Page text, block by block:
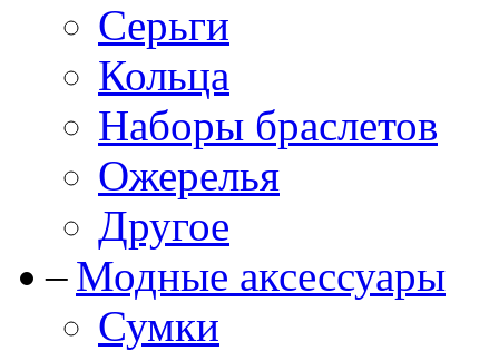
Серьги
Кольца
Наборы браслетов
Ожерелья
Другое
Модные аксессуары
Сумки